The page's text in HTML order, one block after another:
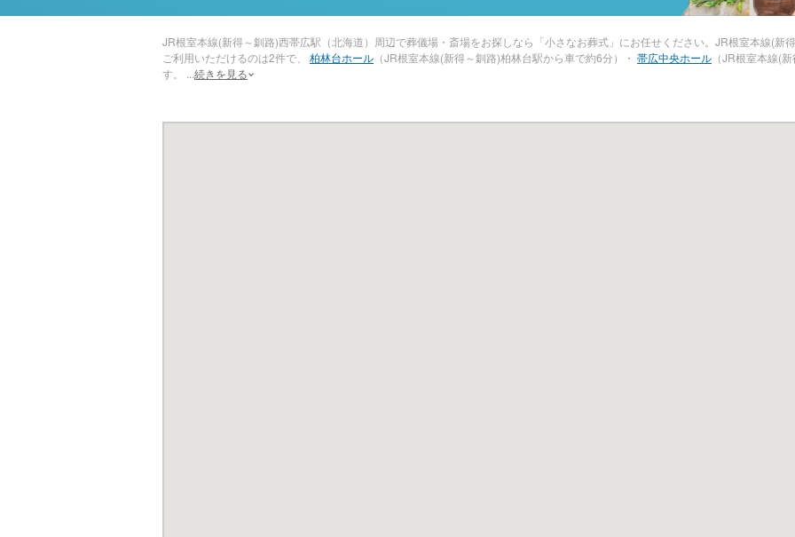
JR根室本線(新得～釧路)西帯広駅（北海道）周辺で葬儀場・斎場をお探しなら「小さなお葬式」にお任せください。JR根室本線(新
ご利用いただけるのは2件で、 柏林台ホール （JR根室本線(新得～釧路)柏林台駅から車で約6分）・ 帯広中央ホール （JR根室本線(
す。
続きを見る